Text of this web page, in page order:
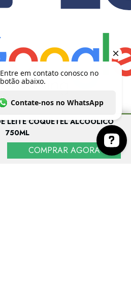
LEITE COQUETEL ALCOÓLICO
750ML
COMPRAR AGORA